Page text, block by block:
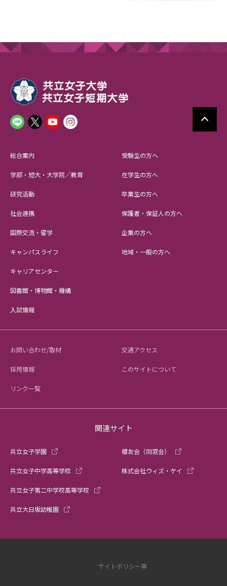
総合案内
学部・短大・大学院／教育
研究活動
社会連携
国際交流・留学
キャンパスライフ
キャリアセンター
図書館・博物館・機構
入試情報
受験生の方へ
在学生の方へ
卒業生の方へ
保護者・保証人の方へ
企業の方へ
地域・一般の方へ
お問い合わせ/取材 交通アクセス
採用情報 このサイトについて
リンク一覧
関連サイト
共立女子学園
共立女子中学高等学校
共立女子第二中学校高等学校
共立大日坂幼稚園
櫻友会（同窓会）
株式会社ウィズ・ケイ
サイトポリシー等